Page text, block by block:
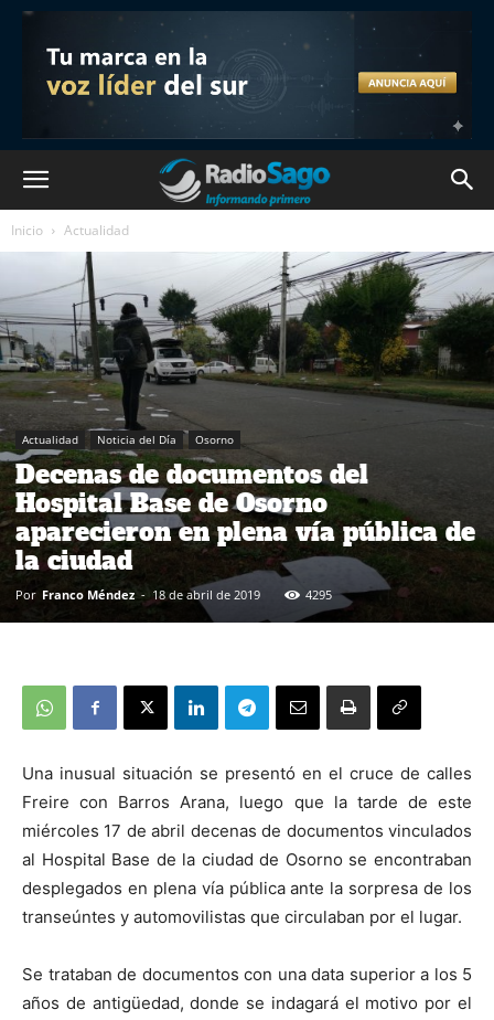
Inicio Actualidad
Actualidad Noticia del Día Osorno
Decenas de documentos del
Hospital Base de Osorno
aparecieron en plena vía pública de
la ciudad
Por Franco Méndez - 18 de abril de 2019 4295
Una inusual situación se presentó en el cruce de calles
Freire con Barros Arana, luego que la tarde de este
miércoles 17 de abril decenas de documentos vinculados
al Hospital Base de la ciudad de Osorno se encontraban
desplegados en plena vía pública ante la sorpresa de los
transeúntes y automovilistas que circulaban por el lugar.
Se trataban de documentos con una data superior a los 5
años de antigüedad, donde se indagará el motivo por el